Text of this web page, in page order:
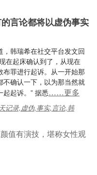
言论都将以虚伪事实
韩瑞希在社交平台发文回
在起床确认到了，从现在
罪进行起诉。从一开始那
确认一下，以为那当然就
起诉。” 据悉……更多
记录,虚伪,事实,言论,韩